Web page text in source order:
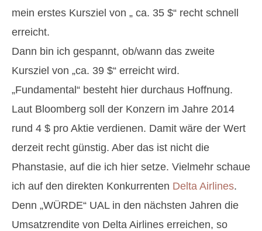
mein erstes Kursziel von „ ca. 35 $“ recht schnell
erreicht.
Dann bin ich gespannt, ob/wann das zweite
Kursziel von „ca. 39 $“ erreicht wird.
„Fundamental“ besteht hier durchaus Hoffnung.
Laut Bloomberg soll der Konzern im Jahre 2014
rund 4 $ pro Aktie verdienen. Damit wäre der Wert
derzeit recht günstig. Aber das ist nicht die
Phanstasie, auf die ich hier setze. Vielmehr schaue
ich auf den direkten Konkurrenten Delta Airlines.
Denn „WÜRDE“ UAL in den nächsten Jahren die
Umsatzrendite von Delta Airlines erreichen, so